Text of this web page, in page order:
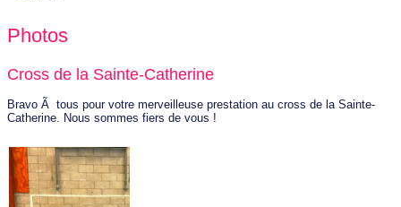
Photos
Cross de la Sainte-Catherine
Bravo Ã tous pour votre merveilleuse prestation au cross de la Sainte-
Catherine. Nous sommes fiers de vous !